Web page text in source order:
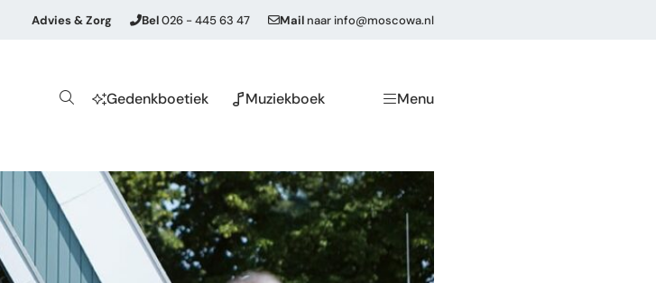
Advies & Zorg Bel026 - 445 63 47 Mail naarinfo@moscowa.nl
Gedenkboetiek Muziekboek Menu